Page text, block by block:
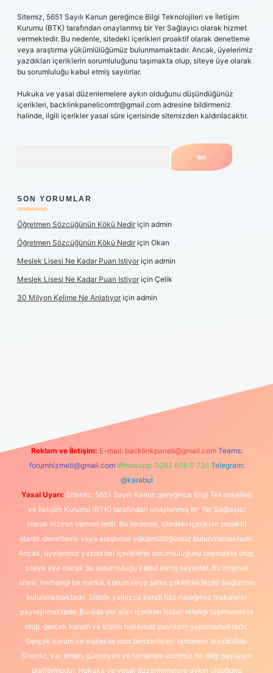
Sitemiz, 5651 Sayılı Kanun gereğince Bilgi Teknolojileri ve İletişim
Kurumu (BTK) tarafından onaylanmış bir Yer Sağlayıcı olarak hizmet
vermektedir. Bu nedenle, sitedeki içerikleri proaktif olarak denetleme
veya araştırma yükümlülüğümüz bulunmamaktadır. Ancak, üyelerimiz
yazdıkları içeriklerin sorumluluğunu taşımakta olup, siteye üye olarak
bu sorumluluğu kabul etmiş sayılırlar.
Hukuka ve yasal düzenlemelere aykırı olduğunu düşündüğünüz
içerikleri, backlinkpanelicomtr@gmail.com adresine bildirmeniz
halinde, ilgili içerikler yasal süre içerisinde sitemizden kaldırılacaktır.
SON YORUMLAR
Öğretmen Sözcüğünün Kökü Nediriçin admin
Öğretmen Sözcüğünün Kökü Nediriçin Okan
Meslek Lisesi Ne Kadar Puan Istiyoriçin admin
Meslek Lisesi Ne Kadar Puan Istiyoriçin Çelik
30 Milyon Kelime Ne Anlatıyoriçin admin
elexbetgiris.org
Reklam ve İletişim: E-mail: backlinkpaneli@gmail.com Teams:
forumhizmeti@gmail.com Whatsapp: 0262 606 0 726 Telegram:
@karabul
Yasal Uyarı: Sitemiz, 5651 Sayılı Kanun gereğince Bilgi Teknolojileri
ve İletişim Kurumu (BTK) tarafından onaylanmış bir Yer Sağlayıcı
olarak hizmet vermektedir. Bu nedenle, sitedeki içerikleri proaktif
olarak denetleme veya araştırma yükümlülüğümüz bulunmamaktadır.
Ancak, üyelerimiz yazdıkları içeriklerin sorumluluğunu taşımakta olup,
siteye üye olarak bu sorumluluğu kabul etmiş sayılırlar. Bu internet
sitesi, herhangi bir marka, kurum veya şahıs şirketi ile hiçbir bağlantısı
bulunmamaktadır. Sitede yalnızca kendi hazırladığımız makaleler
paylaşılmaktadır. Burada yer alan içerikler haber niteliği taşımamakta
olup, gerçek kurum ve kişiler hakkında paylaşım yapılmamaktadır.
Gerçek kurum ve kişiler ile isim benzerlikleri tamamen tesadüfidir.
Sitemiz, kar amacı gütmeyen ve tamamen ücretsiz bir bilgi paylaşım
platformudur. Hukuka ve yasal düzenlemelere aykırı olduğunu